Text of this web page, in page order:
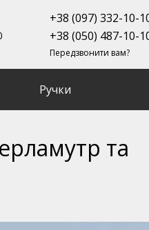
+38 (097) 332-10-
+38 (050) 487-10-
Передзвонити вам?
Ручки
та